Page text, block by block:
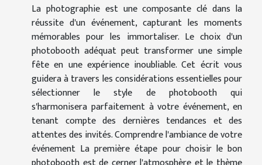
La photographie est une composante clé dans la
réussite d'un événement, capturant les moments
mémorables pour les immortaliser. Le choix d'un
photobooth adéquat peut transformer une simple
fête en une expérience inoubliable. Cet écrit vous
guidera à travers les considérations essentielles pour
sélectionner le style de photobooth qui
s'harmonisera parfaitement à votre événement, en
tenant compte des dernières tendances et des
attentes des invités. Comprendre l'ambiance de votre
événement La première étape pour choisir le bon